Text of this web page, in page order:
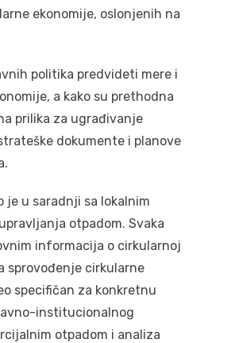
ekonomije, oslonjenih na
politika predvideti mere i
a kako su prethodna
prilika za ugrađivanje
dokumente i planove
je u saradnji sa lokalnim
otpadom. Svaka
informacija o cirkularnoj
sprovođenje cirkularne
specifičan za konkretnu
institucionalnog
otpadom i analiza